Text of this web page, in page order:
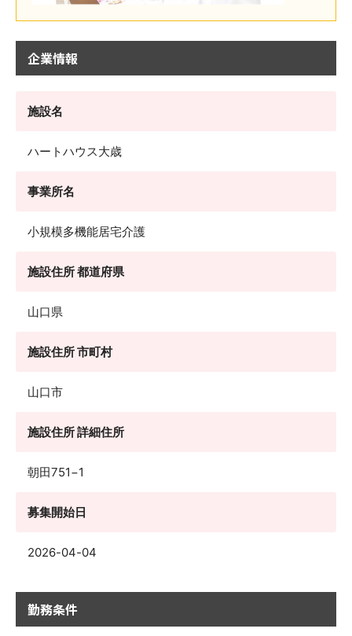
企業情報
施設名
ハートハウス大歳
事業所名
小規模多機能居宅介護
施設住所 都道府県
山口県
施設住所 市町村
山口市
施設住所 詳細住所
朝田751−1
募集開始日
2026-04-04
勤務条件